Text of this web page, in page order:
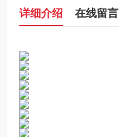
详细介绍 在线留言